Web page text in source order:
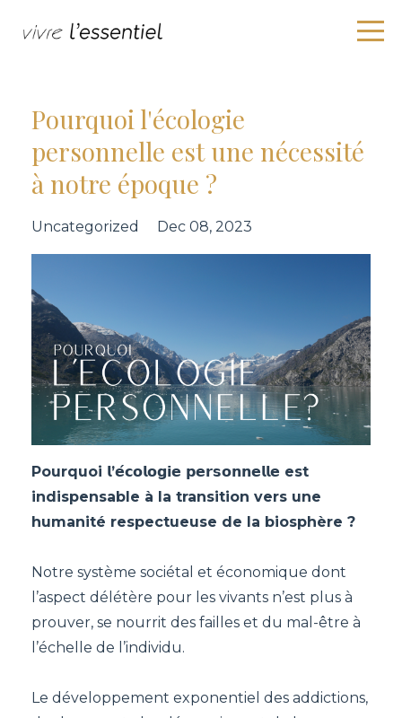
Pourquoi l'écologie
personnelle est une nécessité
à notre époque ?
Uncategorized Dec 08, 2023
Pourquoi 𝗹’𝗲́𝗰𝗼𝗹𝗼𝗴𝗶𝗲 𝗽𝗲𝗿𝘀𝗼𝗻𝗻𝗲𝗹𝗹𝗲 est
indispensable à la transition vers une
humanité respectueuse de la biosphère ?
Notre système sociétal et économique dont
l’aspect délétère pour les vivants n’est plus à
prouver, se nourrit des failles et du mal-être à
l’échelle de l’individu.
Le développement exponentiel des addictions,